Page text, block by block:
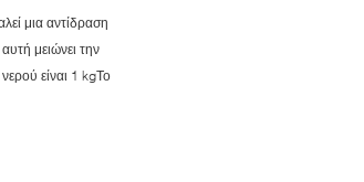
μια αντίδραση
μειώνει την
είναι 1 kgΤο